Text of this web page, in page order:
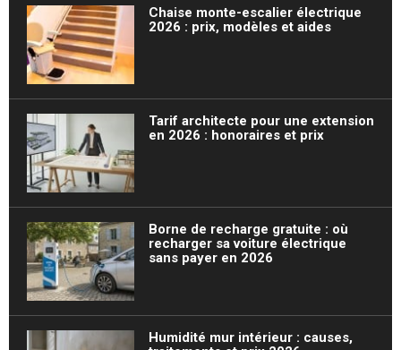
Chaise monte-escalier électrique
2026 : prix, modèles et aides
Tarif architecte pour une extension
en 2026 : honoraires et prix
Borne de recharge gratuite : où
recharger sa voiture électrique
sans payer en 2026
Humidité mur intérieur : causes,